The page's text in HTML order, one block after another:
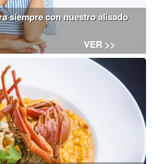
siempre con nuestro alisado
VER >>